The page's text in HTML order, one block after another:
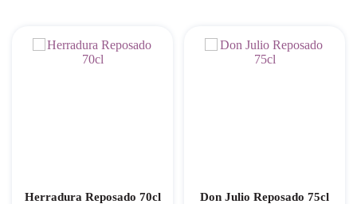
Herradura Reposado 70cl Don Julio Reposado 75cl